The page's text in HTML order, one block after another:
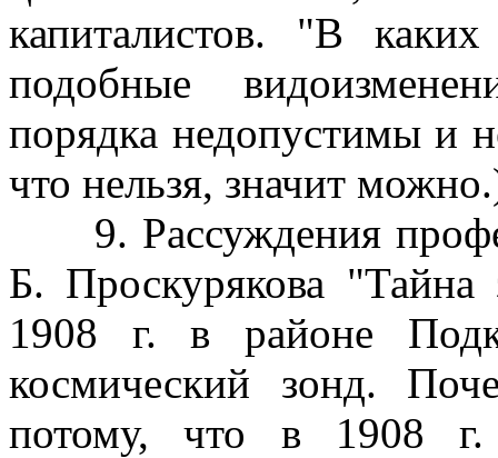
капиталистов. "В
подобные
порядка недопустимы и
что нельзя, значит
9. Рассуждения
Б. Проскурякова
1908 г. в районе
космический зонд.
потому, что в 1908 г.